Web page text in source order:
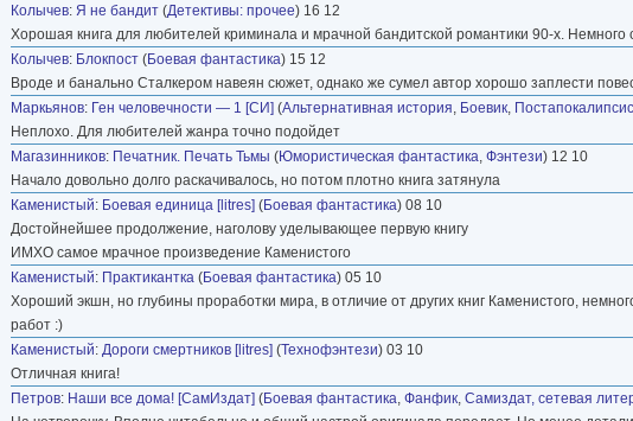
Колычев: Я не бандит (Детективы: прочее) 16 12
Хорошая книга для любителей криминала и мрачной бандитской романтики 90-х. Немного
Колычев: Блокпост (Боевая фантастика) 15 12
Вроде и банально Сталкером навеян сюжет, однако же сумел автор хорошо заплести
Маркьянов: Ген человечности — 1 [СИ] (Альтернативная история, Боевик, Постапокалипсис
Неплохо. Для любителей жанра точно подойдет
Магазинников: Печатник. Печать Тьмы (Юмористическая фантастика, Фэнтези) 12 10
Начало довольно долго раскачивалось, но потом плотно книга затянула
Каменистый: Боевая единица [litres] (Боевая фантастика) 08 10
Достойнейшее продолжение, наголову уделывающее первую книгу
ИМХО самое мрачное произведение Каменистого
Каменистый: Практикантка (Боевая фантастика) 05 10
Хороший экшн, но глубины проработки мира, в отличие от других книг Каменистого,
работ :)
Каменистый: Дороги смертников [litres] (Технофэнтези) 03 10
Отличная книга!
Петров: Наши все дома! [СамИздат] (Боевая фантастика, Фанфик, Самиздат, сетевая